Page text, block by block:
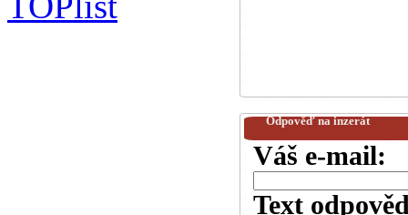
Odpověď na inzerát
Váš e-mail:
Text